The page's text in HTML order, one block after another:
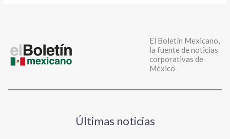
El Boletín Mexicano,
la fuente de noticias
corporativas de
México
Últimas noticias